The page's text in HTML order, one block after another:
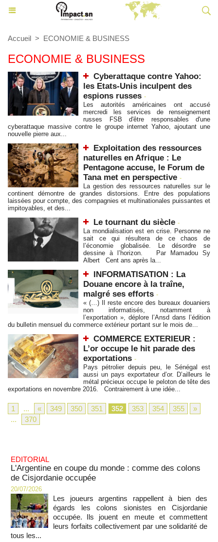
Accueil > ECONOMIE & BUSINESS
ECONOMIE & BUSINESS
Cyberattaque contre Yahoo:
les Etats-Unis inculpent des
espions russes -
Les autorités américaines ont accusé
mercredi les services de renseignement
russes FSB d'être responsables d'une
cyberattaque massive contre le groupe internet Yahoo, ajoutant une
nouvelle pierre aux...
Exploitation des ressources
naturelles en Afrique : Le
Pentagone accuse, le Forum de
Tana met en perspective -
La gestion des ressources naturelles sur le
continent démontre de grandes distorsions. Entre des populations
laissées pour compte, des compagnies et multinationales puissantes et
impitoyables, et des...
Le tournant du siècle -
La mondialisation est en crise. Personne ne
sait ce qui résultera de ce chaos de
l’économie globalisée. Le désordre se
dessine à l’horizon. Par Mamadou Sy
Albert Cent ans après la...
INFORMATISATION : La
Douane encore à la traîne,
malgré ses efforts -
« (…) Il reste encore des bureaux douaniers
non informatisés, notamment à
l’exportation », déplore l’Ansd dans l’édition
du bulletin mensuel du commerce extérieur portant sur le mois de...
COMMERCE EXTERIEUR :
L’or occupe le hit parade des
exportations -
Pays pétrolier depuis peu, le Sénégal est
aussi un pays exportateur d’or. D’ailleurs le
métal précieux occupe le peloton de tête des
exportations en novembre 2016. Contrairement à une idée...
1 ... « 349 350 351 352 353 354 355
»
...
370
EDITORIAL
L'Argentine en coupe du monde : comme des colons
de Cisjordanie occupée
20/07/2026
Les joueurs argentins rappellent à bien des
égards les colons sionistes en Cisjordanie
occupée. Ils jouent en meute et commettent
leurs forfaits collectivement par une solidarité de
tous les...